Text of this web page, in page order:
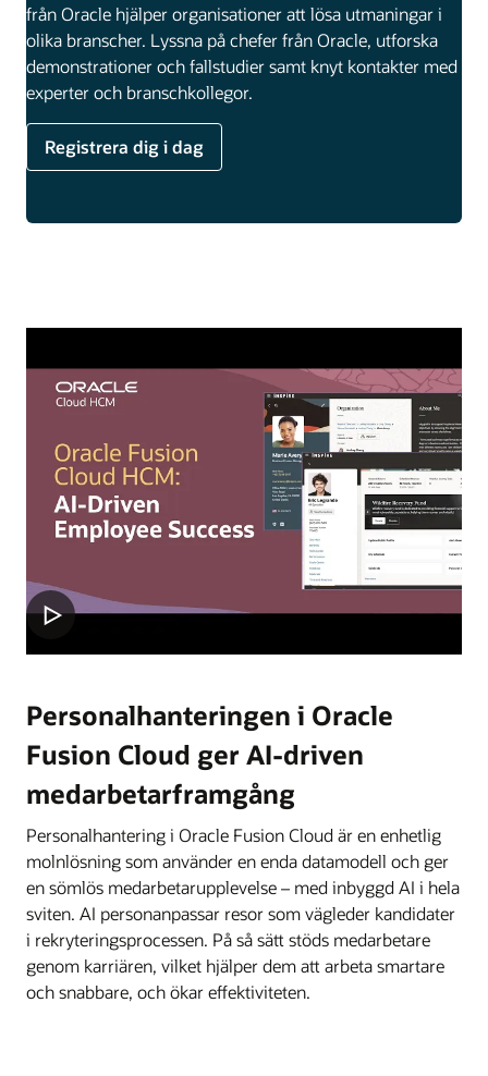
från Oracle hjälper organisationer att lösa utmaningar i
olika branscher. Lyssna på chefer från Oracle, utforska
demonstrationer och fallstudier samt knyt kontakter med
experter och branschkollegor.
Registrera dig i dag
Personalhanteringen i Oracle
Fusion Cloud ger AI-driven
medarbetarframgång
Personalhantering i Oracle Fusion Cloud är en enhetlig
molnlösning som använder en enda datamodell och ger
en sömlös medarbetarupplevelse – med inbyggd AI i hela
sviten. AI personanpassar resor som vägleder kandidater
i rekryteringsprocessen. På så sätt stöds medarbetare
genom karriären, vilket hjälper dem att arbeta smartare
och snabbare, och ökar effektiviteten.